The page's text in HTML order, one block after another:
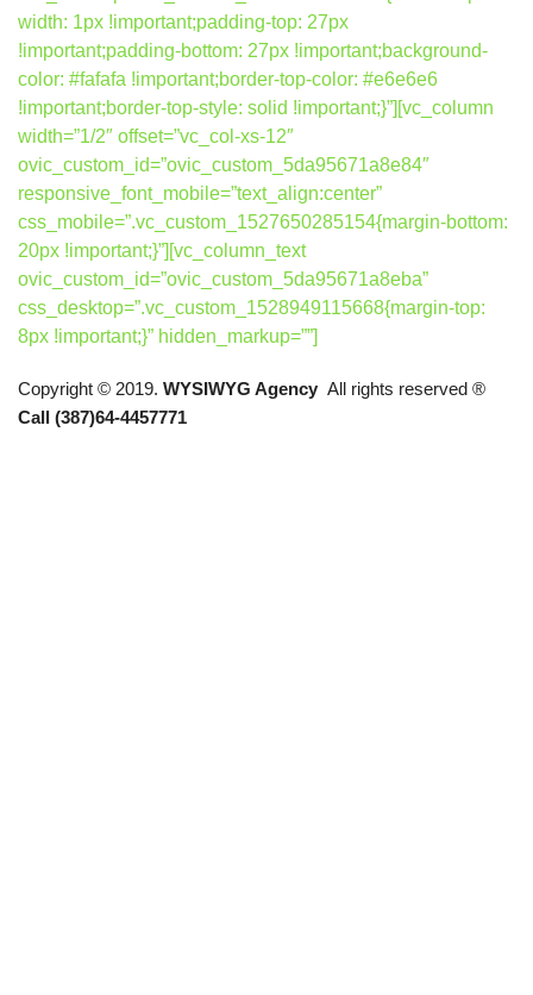
width: 1px !important;padding-top: 27px
!important;padding-bottom: 27px !important;background-
color: #fafafa !important;border-top-color: #e6e6e6
!important;border-top-style: solid !important;}”][vc_column
width=”1/2″ offset=”vc_col-xs-12″
ovic_custom_id=”ovic_custom_5da95671a8e84″
responsive_font_mobile=”text_align:center”
css_mobile=”.vc_custom_1527650285154{margin-bottom:
20px !important;}”][vc_column_text
ovic_custom_id=”ovic_custom_5da95671a8eba”
css_desktop=”.vc_custom_1528949115668{margin-top:
8px !important;}” hidden_markup=””]
Copyright © 2019. WYSIWYG Agency All rights reserved ®
Call (387)64-4457771